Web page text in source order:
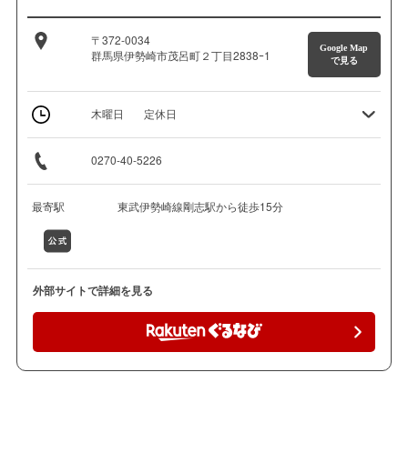
〒372-0034
群馬県伊勢崎市茂呂町２丁目2838ｰ1
Google Map
で見る
木曜日 定休日
0270-40-5226
最寄駅 東武伊勢崎線剛志駅から徒歩15分
外部サイトで詳細を見る